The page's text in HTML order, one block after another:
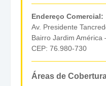
Endereço Comercial:
Av. Presidente
Bairro Jardim América
CEP: 76.980-730
Áreas de